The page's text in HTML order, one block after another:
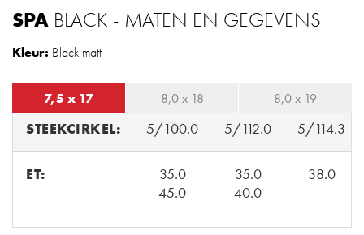
SPA BLACK - MATEN EN GEGEVENS
Kleur: Black matt
7,5 x 17 8,0 x 18 8,0 x 19
STEEKCIRKEL: 5/100.0 5/112.0 5/114.3
ET:
35.0
45.0
35.0
40.0
38.0